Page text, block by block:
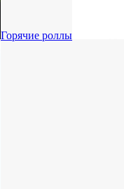
Горячие роллы